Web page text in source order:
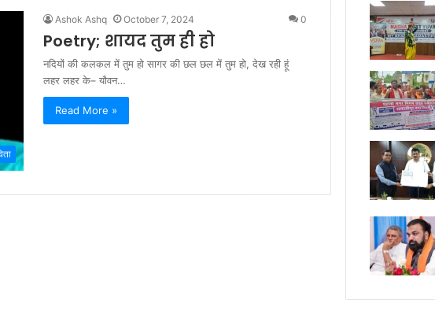
Ashok Ashq October 7, 2024 0
Poetry; शायद तुम ही हो
नदियों की कलकल में तुम हो सागर की छल छल में तुम हो, देख रही हूं
लहर लहर के– यौवन…
Read More »